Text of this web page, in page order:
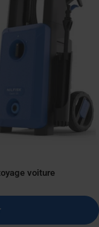
voiture